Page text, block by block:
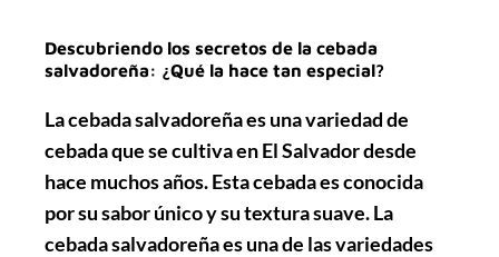
Descubriendo los secretos de la cebada
salvadoreña: ¿Qué la hace tan especial?
La cebada salvadoreña es una variedad de
cebada que se cultiva en El Salvador desde
hace muchos años. Esta cebada es conocida
por su sabor único y su textura suave. La
cebada salvadoreña es una de las variedades